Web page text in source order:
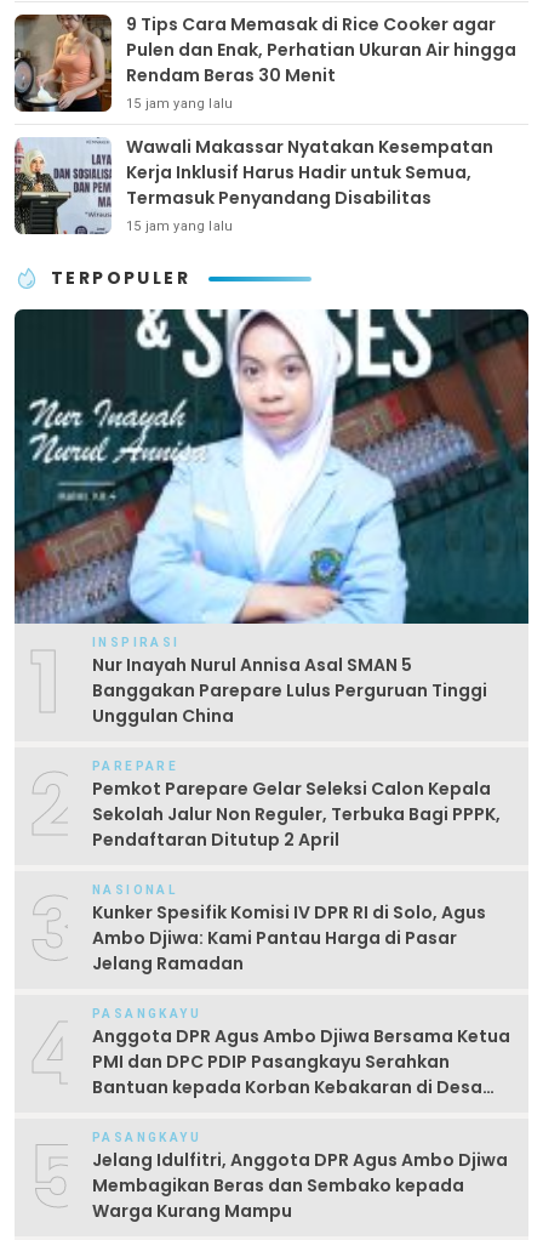
9 Tips Cara Memasak di Rice Cooker agar
Pulen dan Enak, Perhatian Ukuran Air hingga
Rendam Beras 30 Menit
15 jam yang lalu
Wawali Makassar Nyatakan Kesempatan
Kerja Inklusif Harus Hadir untuk Semua,
Termasuk Penyandang Disabilitas
15 jam yang lalu
TERPOPULER
1 INSPIRASI
Nur Inayah Nurul Annisa Asal SMAN 5
Banggakan Parepare Lulus Perguruan Tinggi
Unggulan China
2 PAREPARE
Pemkot Parepare Gelar Seleksi Calon Kepala
Sekolah Jalur Non Reguler, Terbuka Bagi PPPK,
Pendaftaran Ditutup 2 April
3 NASIONAL
Kunker Spesifik Komisi IV DPR RI di Solo, Agus
Ambo Djiwa: Kami Pantau Harga di Pasar
Jelang Ramadan
4 PASANGKAYU
Anggota DPR Agus Ambo Djiwa Bersama Ketua
PMI dan DPC PDIP Pasangkayu Serahkan
Bantuan kepada Korban Kebakaran di Desa
5 PASANGKAYU
Jelang Idulfitri, Anggota DPR Agus Ambo Djiwa
Membagikan Beras dan Sembako kepada
Warga Kurang Mampu